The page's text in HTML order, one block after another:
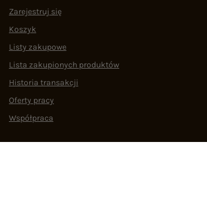
Zarejestruj się
Koszyk
Listy zakupowe
Lista zakupionych produktów
Historia transakcji
Oferty pracy
Współpraca